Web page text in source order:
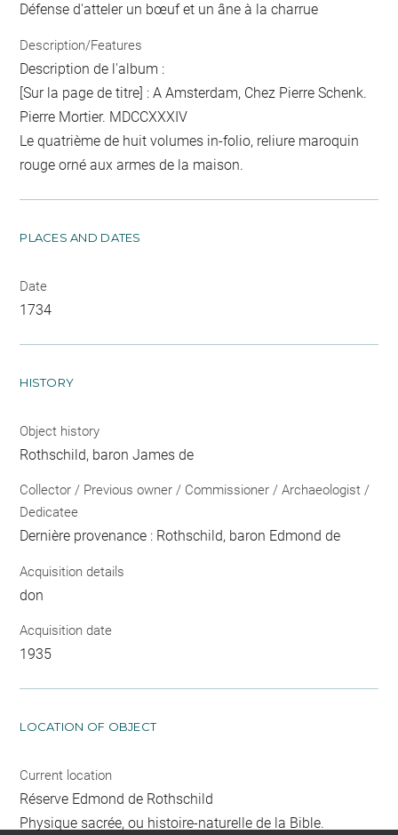
Défense d'atteler un bœuf et un âne à la charrue
Description/Features
Description de l'album :
[Sur la page de titre] : A Amsterdam, Chez Pierre Schenk.
Pierre Mortier. MDCCXXXIV
Le quatrième de huit volumes in-folio, reliure maroquin
rouge orné aux armes de la maison.
PLACES AND DATES
Date
1734
HISTORY
Object history
Rothschild, baron James de
Collector / Previous owner / Commissioner / Archaeologist /
Dedicatee
Dernière provenance : Rothschild, baron Edmond de
Acquisition details
don
Acquisition date
1935
LOCATION OF OBJECT
Current location
Réserve Edmond de Rothschild
Physique sacrée, ou histoire-naturelle de la Bible.